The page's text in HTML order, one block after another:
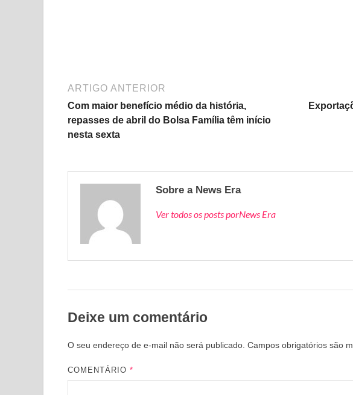
ARTIGO ANTERIOR
Com maior benefício médio da história,
repasses de abril do Bolsa Família têm início
nesta sexta
Sobre a News Era
Ver todos os posts porNews Era
Deixe um comentário
O seu endereço de e-mail não será publicado. Campos obrigatórios são
COMENTÁRIO*